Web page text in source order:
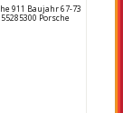
911 Baujahr 67-73
Porsche